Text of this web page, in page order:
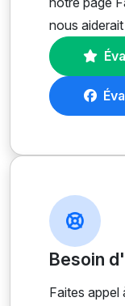
nous
Besoin
Faites appel